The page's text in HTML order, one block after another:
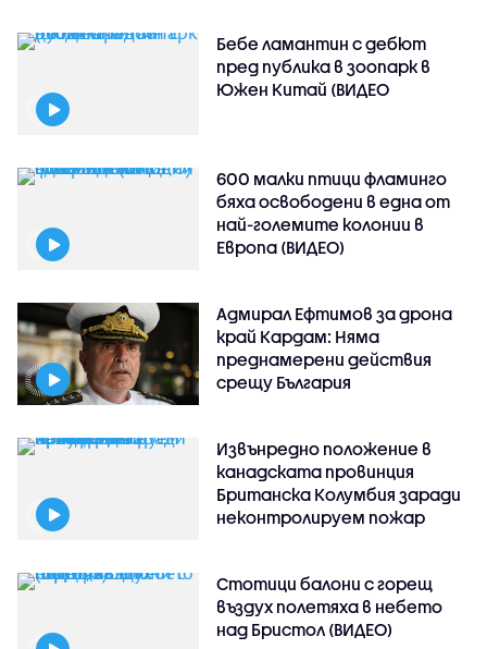
Бебе ламантин с дебют
пред публика в зоопарк в
Южен Китай (ВИДЕО
600 малки птици фламинго
бяха освободени в една от
най-големите колонии в
Европа (ВИДЕО)
Адмирал Ефтимов за дрона
край Кардам: Няма
преднамерени действия
срещу България
Извънредно положение в
канадската провинция
Британска Колумбия заради
неконтролируем пожар
Стотици балони с горещ
въздух полетяха в небето
над Бристол (ВИДЕО)